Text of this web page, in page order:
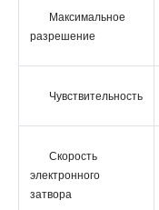
Максимальное
разрешение
Чувствительность
Скорость
электронного
затвора